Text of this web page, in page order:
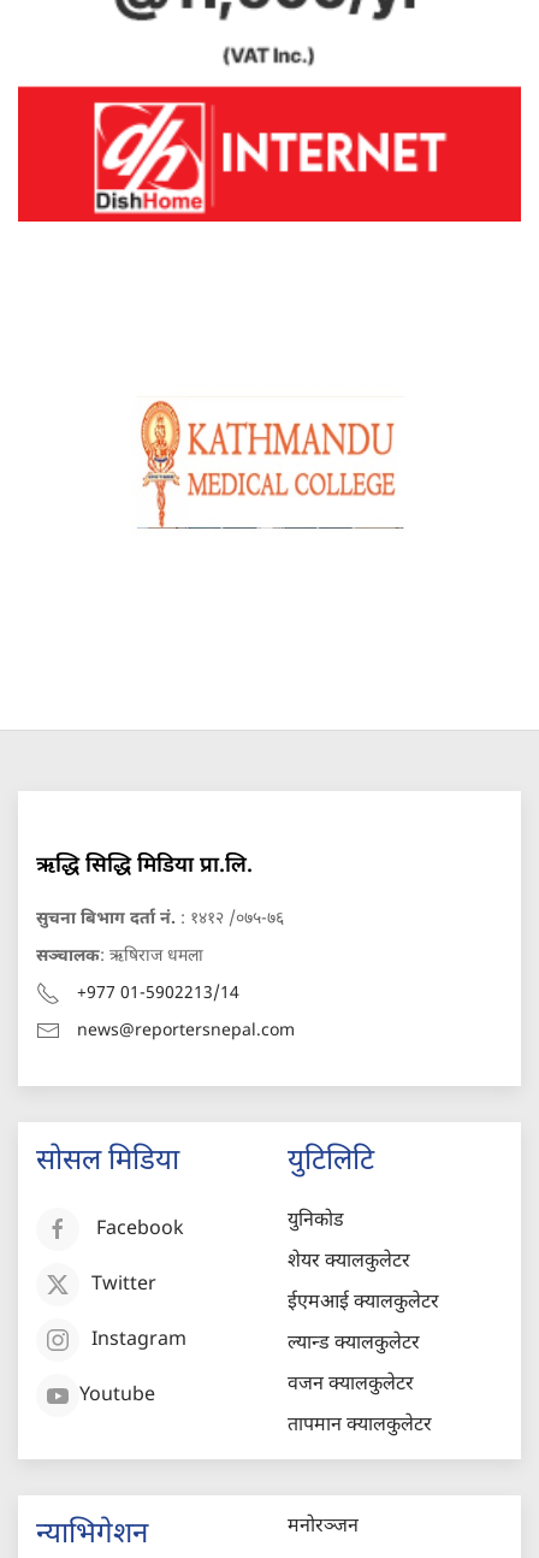
ऋद्धि सिद्धि मिडिया प्रा.लि.
सुचना बिभाग दर्ता नं. : १४१२ /०७५-७६
सञ्चालक: ऋषिराज धमला
+977 01-5902213/14
news@reportersnepal.com
सोसल मिडिया
Facebook
Twitter
Instagram
Youtube
युटिलिटि
युनिकोड
शेयर क्यालकुलेटर
ईएमआई क्यालकुलेटर
ल्यान्ड क्यालकुलेटर
वजन क्यालकुलेटर
तापमान क्यालकुलेटर
न्याभिगेशन
मनोरञ्जन